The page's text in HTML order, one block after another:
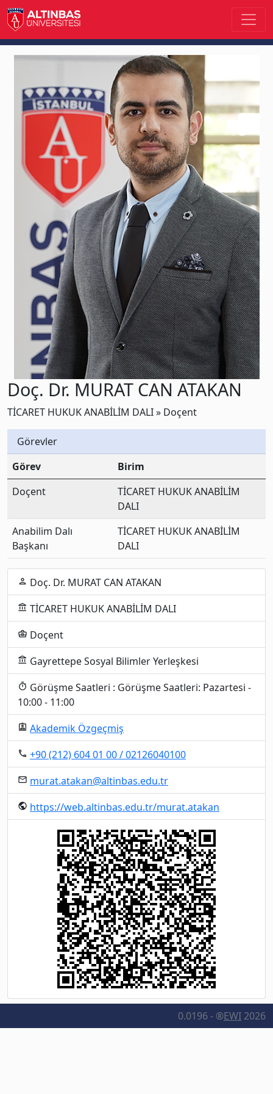
Doç. Dr. MURAT CAN ATAKAN
TİCARET HUKUK ANABİLİM DALI » Doçent
Görevler
Görev
Birim
Doçent
TİCARET HUKUK ANABİLİM
DALI
Anabilim Dalı
Başkanı
TİCARET HUKUK ANABİLİM
DALI
person Doç. Dr. MURAT CAN ATAKAN
account_balance TİCARET HUKUK ANABİLİM DALI
business_center Doçent
account_balance Gayrettepe Sosyal Bilimler Yerleşkesi
timer Görüşme Saatleri : Görüşme Saatleri: Pazartesi -
10:00 - 11:00
assignment_ind Akademik Özgeçmiş
local_phone +90 (212) 604 01 00 / 02126040100
email murat.atakan@altinbas.edu.tr
public https://web.altinbas.edu.tr/murat.atakan
0.0196 - ®EWI 2026